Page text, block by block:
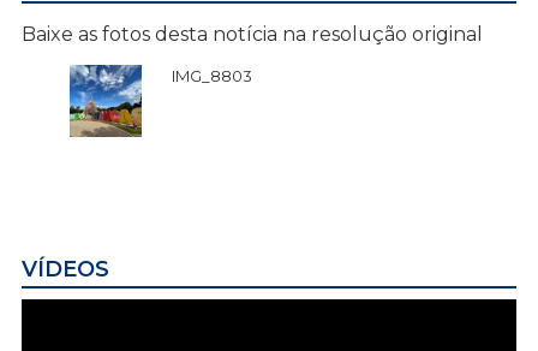
Baixe as fotos desta notícia na resolução original
IMG_8803
VÍDEOS